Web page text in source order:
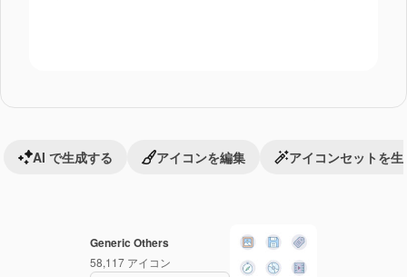
Generic Others
58,117 アイコン
AI で生成する アイコンを編集 アイコンセットを生